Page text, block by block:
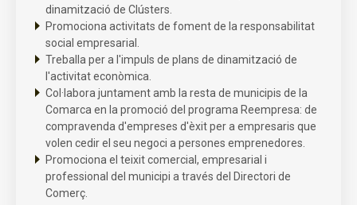
dinamització de Clústers.
Promociona activitats de foment de la responsabilitat
social empresarial.
Treballa per a l'impuls de plans de dinamització de
l'activitat econòmica.
Col·labora juntament amb la resta de municipis de la
Comarca en la promoció del programa Reempresa: de
compravenda d'empreses d'èxit per a empresaris que
volen cedir el seu negoci a persones emprenedores.
Promociona el teixit comercial, empresarial i
professional del municipi a través del Directori de
Comerç.